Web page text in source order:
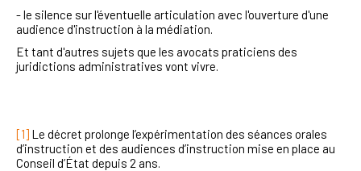
- le silence sur l'éventuelle articulation avec l'ouverture d'une
audience d'instruction à la médiation.
Et tant d'autres sujets que les avocats praticiens des
juridictions administratives vont vivre.
[1] Le décret prolonge l’expérimentation des séances orales
d’instruction et des audiences d’instruction mise en place au
Conseil d’État depuis 2 ans.